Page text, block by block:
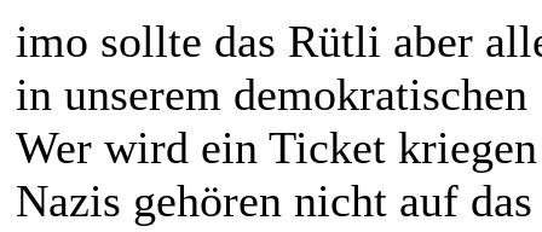
imo sollte das Rütli aber
in unserem
Wer wird ein Ticket
Nazis gehören nicht auf